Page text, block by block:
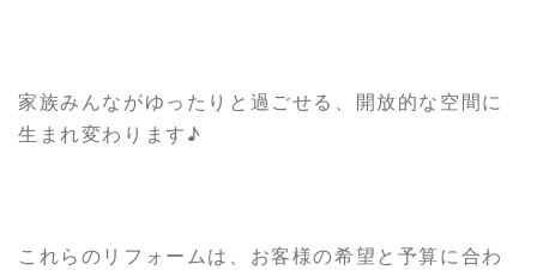
家族みんながゆったりと過ごせる、開放的な空間に
生まれ変わります♪
これらのリフォームは、お客様の希望と予算に合わ